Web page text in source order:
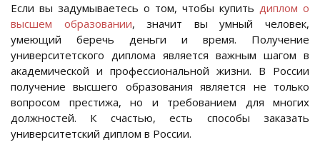
Если вы задумываетесь о том, чтобы купить диплом о
высшем образовании, значит вы умный человек,
умеющий беречь деньги и время. Получение
университетского диплома является важным шагом в
академической и профессиональной жизни. В России
получение высшего образования является не только
вопросом престижа, но и требованием для многих
должностей. К счастью, есть способы заказать
университетский диплом в России.